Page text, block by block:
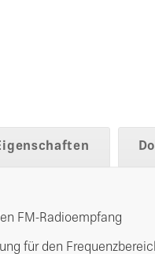
FM-Radioempfang
für den